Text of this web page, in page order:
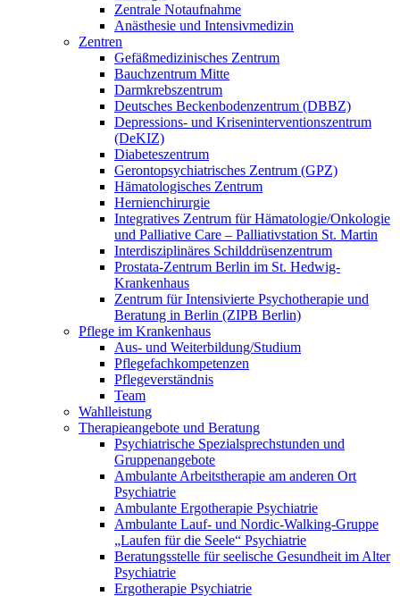
Zentrale Notaufnahme
Anästhesie und Intensivmedizin
Zentren
Gefäßmedizinisches Zentrum
Bauchzentrum Mitte
Darmkrebszentrum
Deutsches Beckenbodenzentrum (DBBZ)
Depressions- und Kriseninterventionszentrum
(DeKIZ)
Diabeteszentrum
Gerontopsychiatrisches Zentrum (GPZ)
Hämatologisches Zentrum
Hernienchirurgie
Integratives Zentrum für Hämatologie/Onkologie
und Palliative Care – Palliativstation St. Martin
Interdisziplinäres Schilddrüsenzentrum
Prostata-Zentrum Berlin im St. Hedwig-
Krankenhaus
Zentrum für Intensivierte Psychotherapie und
Beratung in Berlin (ZIPB Berlin)
Pflege im Krankenhaus
Aus- und Weiterbildung/Studium
Pflegefachkompetenzen
Pflegeverständnis
Team
Wahlleistung
Therapieangebote und Beratung
Psychiatrische Spezialsprechstunden und
Gruppenangebote
Ambulante Arbeitstherapie am anderen Ort
Psychiatrie
Ambulante Ergotherapie Psychiatrie
Ambulante Lauf- und Nordic-Walking-Gruppe
„Laufen für die Seele“ Psychiatrie
Beratungsstelle für seelische Gesundheit im Alter
Psychiatrie
Ergotherapie Psychiatrie